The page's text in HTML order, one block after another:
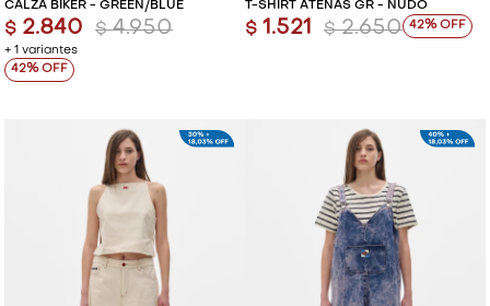
CALZA BIKER - GREEN/BLUE
+ 1 variantes
$ 2.840 $ 4.950
42
T-SHIRT ATENAS GR - NUDO
$ 1.521 $ 2.650 42